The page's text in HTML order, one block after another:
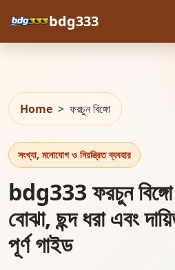
bdg333
Home > ফরচুন বিঙ্গো
সংখ্যা, মনোযোগ ও নিয়ন্ত্রিত ব্যবহার
bdg333 ফরচুন বিঙ্গো
বোঝা, ছন্দ ধরা এবং
পূর্ণ গাইড